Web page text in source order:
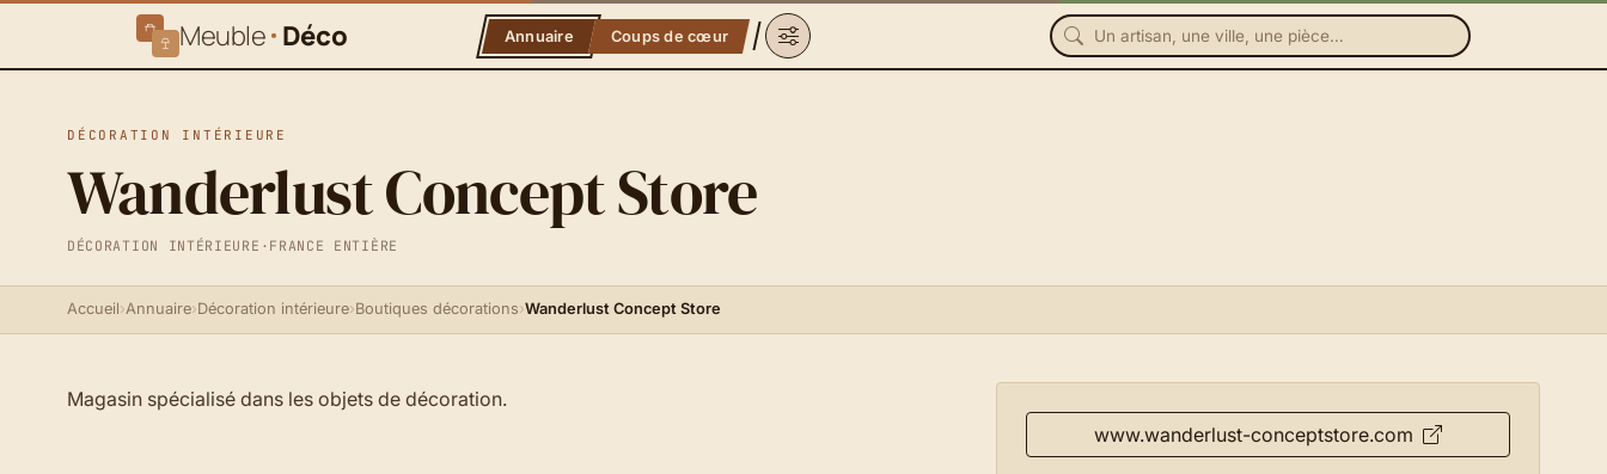
Meuble Déco Annuaire Coups de cœur
DÉCORATION INTÉRIEURE
Wanderlust Concept Store
DÉCORATION INTÉRIEURE · FRANCE ENTIÈRE
Accueil›Annuaire›Décoration intérieure›Boutiques décorations›Wanderlust Concept Store
Magasin spécialisé dans les objets de décoration.
www.wanderlust-conceptstore.com